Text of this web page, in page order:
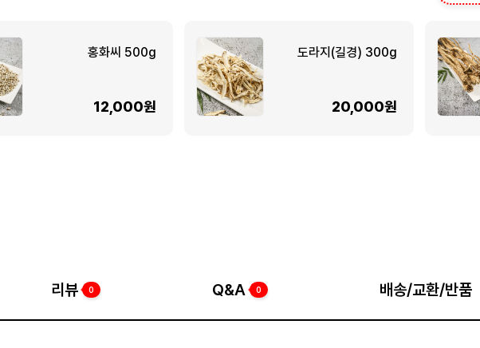
홍화씨 500g
12,000원
도라지(길경) 300g
20,000원
리뷰 0 Q&A 0 배송/교환/반품